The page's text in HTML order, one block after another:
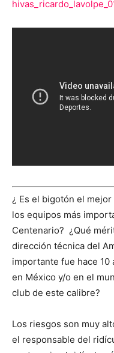
¿ Es el bigotón el
los equipos más
Centenario? ¿Qué
dirección técnica del
importante fue hace
en México y/o en el
club de este calibre?
Los riesgos son muy
el responsable del